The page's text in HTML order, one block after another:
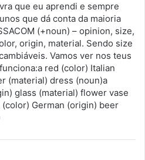
s
e
:
que eu aprendi e sempre
que dá conta da maioria
(+noun) – opinion, size,
origin, material. Sendo size
Vamos ver nos teus
red (color) Italian
(material) dress (noun)a
glass (material) flower vase
(color) German (origin) beer